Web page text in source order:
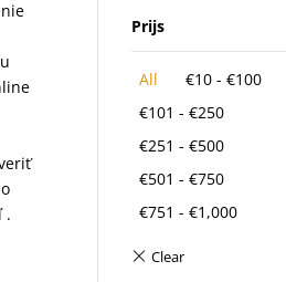
.
Prijs
All €10 -€100
€101 -€250
€251 -€500
€501 -€750
€751 -€1,000